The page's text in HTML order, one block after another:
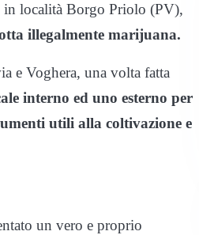
in località Borgo Priolo (PV),
illegalmente marijuana.
e Voghera, una volta fatta
interno ed uno esterno per
utili alla coltivazione e
un vero e proprio